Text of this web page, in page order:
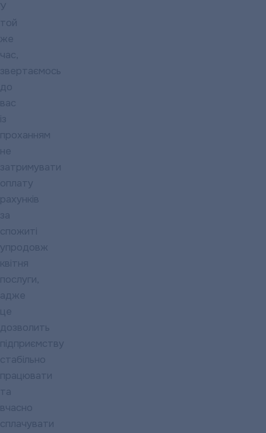
У
той
же
час,
звертаємось
до
вас
із
проханням
не
затримувати
оплату
рахунків
за
спожиті
упродовж
квітня
послуги,
адже
це
дозволить
підприємству
стабільно
працювати
та
вчасно
сплачувати